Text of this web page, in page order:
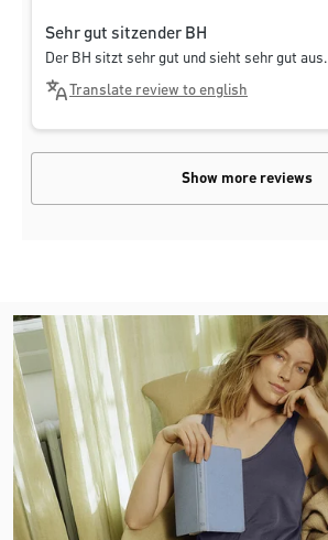
Sehr gut sitzender BH
Der BH sitzt sehr gut und sieht sehr gut aus.
Translate review to english
Show more reviews